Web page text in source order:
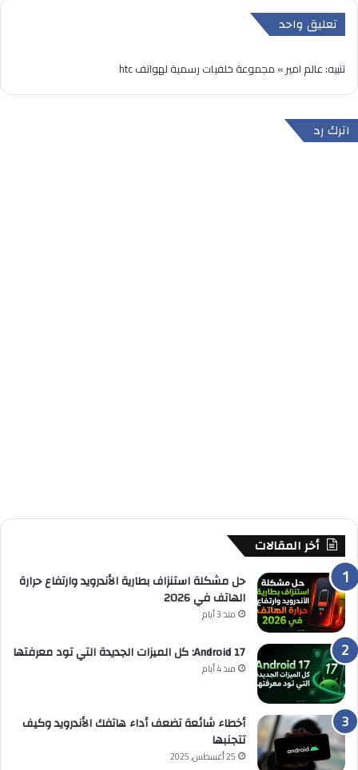
تعليق واحد
تنبيه:عالم امير » مجموعة خلفيات رسمية لهواتف htc
اترك رد
أخر المقالات
حل مشكلة استنزاف بطارية الأندرويد وارتفاع حرارة
الهاتف في 2026
منذ 3 أيام
Android 17: كل الميزات الجديدة التي تود معرفتها
منذ 4 أيام
أخطاء شائعة تضعف أداء هاتفك الأندرويد وكيف
تتجنبها
25 أغسطس, 2025